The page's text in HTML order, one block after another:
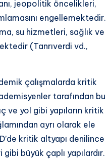
jeopolitik öncelikleri,
engellemektedir.
su hizmetleri, sağlık ve
(Tanrıverdi vd.,
çalışmalarda kritik
tarafından bu
ve yol gibi yapıların kritik
ayrı olarak ele
kritik altyapı denilince
büyük çaplı yapılardır.